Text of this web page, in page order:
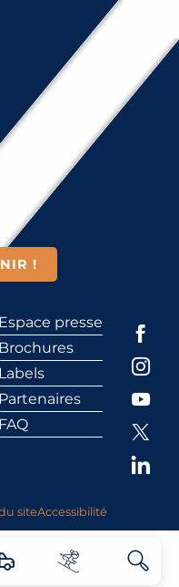
!
Espace presse
Brochures
Labels
Partenaires
FAQ
siteAccessibilité